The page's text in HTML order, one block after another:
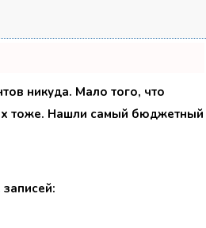
никуда. Мало того, что
тоже. Нашли самый бюджетный